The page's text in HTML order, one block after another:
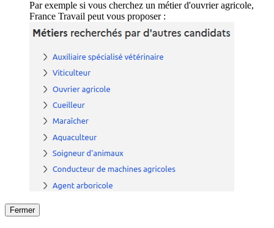
Par exemple si vous cherchez un métier d'ouvrier agricole,
France Travail peut vous proposer :
Fermer